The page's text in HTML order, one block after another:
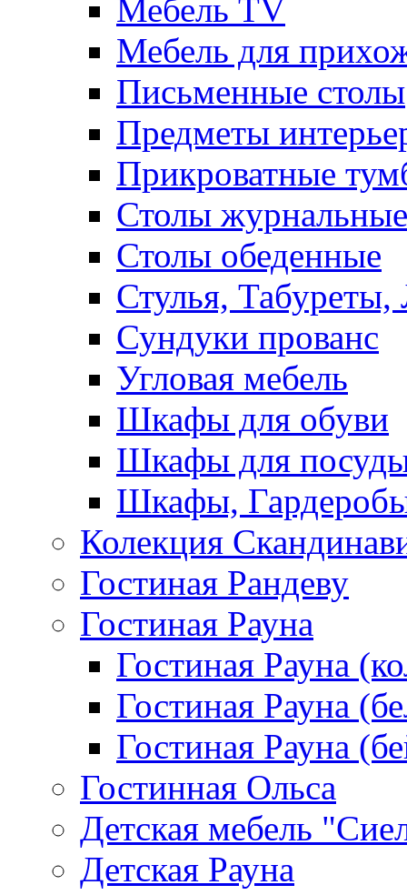
Мебель TV
Мебель для
Письменные столы
Предметы
Прикроватные
Столы журнальные
Столы обеденные
Стулья, Табуреты,
Сундуки прованс
Угловая мебель
Шкафы для обуви
Шкафы для
Шкафы,
Колекция
Гостиная Рандеву
Гостиная Рауна
Гостиная Рауна
Гостиная Рауна
Гостиная Рауна
Гостинная Ольса
Детская мебель
Детская Рауна